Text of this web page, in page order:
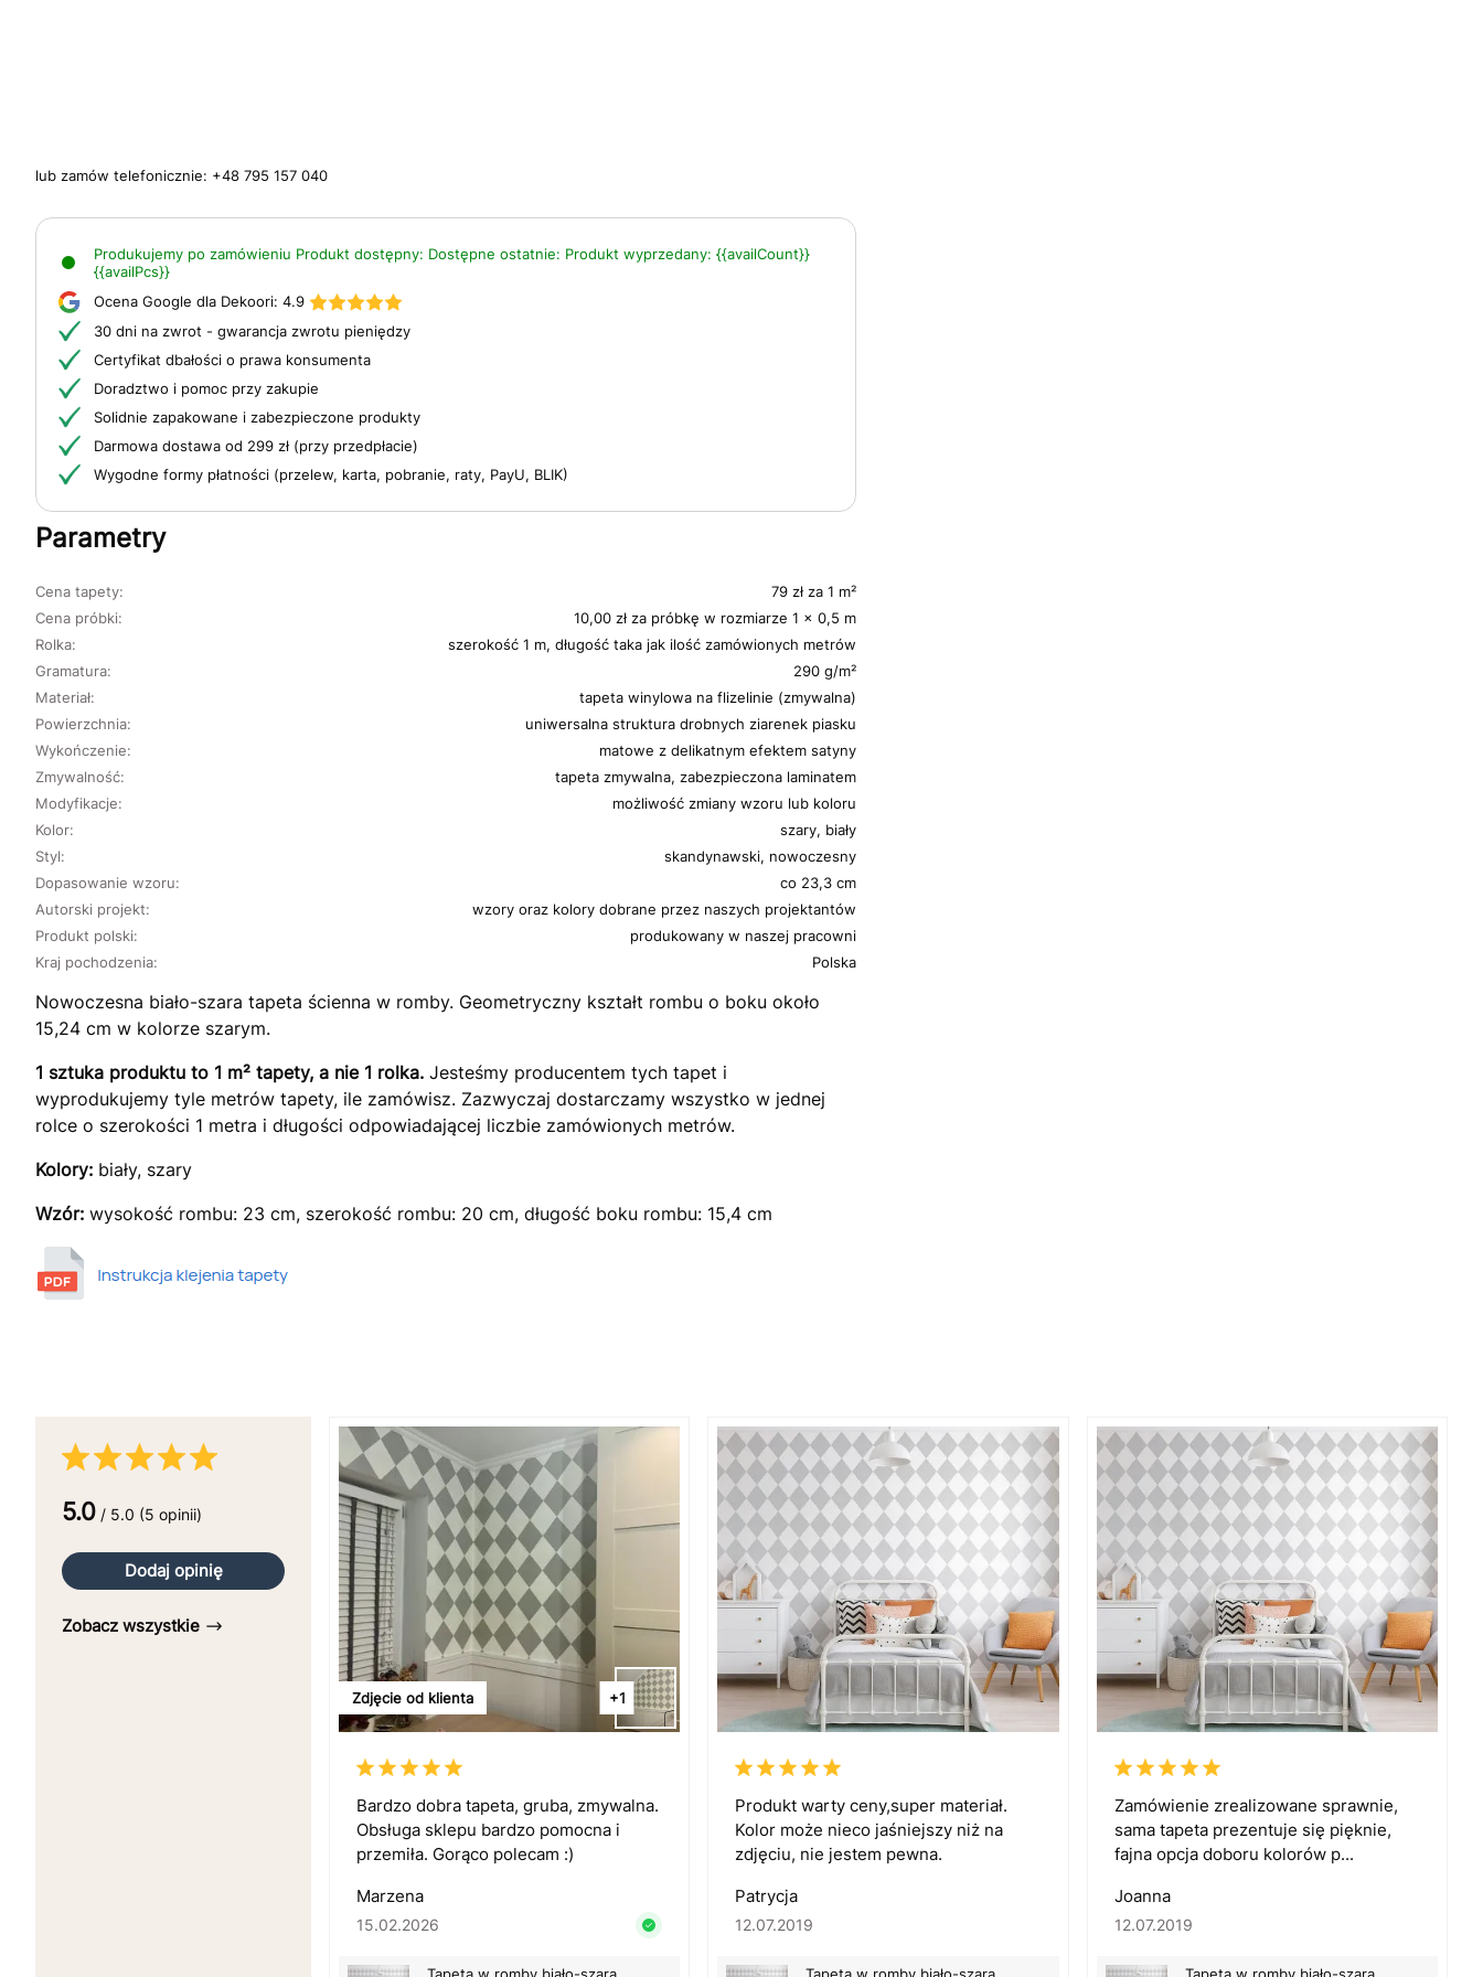
lub zamów telefonicznie: +48 795 157 040
Produkujemy po zamówieniu Produkt dostępny: Dostępne ostatnie: Produkt wyprzedany: {{availCount}}
{{availPcs}}
Ocena Google dla Dekoori: 4.9
30 dni na zwrot - gwarancja zwrotu pieniędzy
Certyfikat dbałości o prawa konsumenta
Doradztwo i pomoc przy zakupie
Solidnie zapakowane i zabezpieczone produkty
Darmowa dostawa od 299 zł (przy przedpłacie)
Wygodne formy płatności (przelew, karta, pobranie, raty, PayU, BLIK)
Parametry
Cena tapety:
79 zł za 1 m²
Cena próbki:
10,00 zł za próbkę w rozmiarze 1 x 0,5 m
Rolka:
szerokość 1 m, długość taka jak ilość zamówionych metrów
Materiał:
tapeta winylowa na flizelinie (zmywalna)
Powierzchnia:
uniwersalna struktura drobnych ziarenek piasku
Wykończenie:
matowe z delikatnym efektem satyny
Zmywalność:
tapeta zmywalna, zabezpieczona laminatem
Modyfikacje:
możliwość zmiany wzoru lub koloru
Kolor:
szary, biały
Dopasowanie wzoru:
co 23,3 cm
Autorski projekt:
wzory oraz kolory dobrane przez naszych projektantów
Produkt polski:
produkowany w naszej pracowni
Gramatura: 290 g/m²
Styl: skandynawski, nowoczesny
Kraj pochodzenia: Polska
Nowoczesna biało-szara tapeta ścienna w romby. Geometryczny kształt rombu o boku około
15,24 cm w kolorze szarym.
1 sztuka produktu to 1 m² tapety, a nie 1 rolka. Jesteśmy producentem tych tapet i
wyprodukujemy tyle metrów tapety, ile zamówisz. Zazwyczaj dostarczamy wszystko w jednej
rolce o szerokości 1 metra i długości odpowiadającej liczbie zamówionych metrów.
Kolory: biały, szary
Wzór: wysokość rombu: 23 cm, szerokość rombu: 20 cm, długość boku rombu: 15,4 cm
5.0 / 5.0 (5 opinii)
Dodaj opinię
Zobacz wszystkie
Zdjęcie od klienta +1
Bardzo dobra tapeta, gruba, zmywalna.
Obsługa sklepu bardzo pomocna i
przemiła. Gorąco polecam :)
Marzena
15.02.2026
Produkt warty ceny,super materiał.
Kolor może nieco jaśniejszy niż na
zdjęciu, nie jestem pewna.
Patrycja
12.07.2019
Zamówienie zrealizowane sprawnie,
sama tapeta prezentuje się pięknie,
fajna opcja doboru kolorów p...
Joanna
12.07.2019